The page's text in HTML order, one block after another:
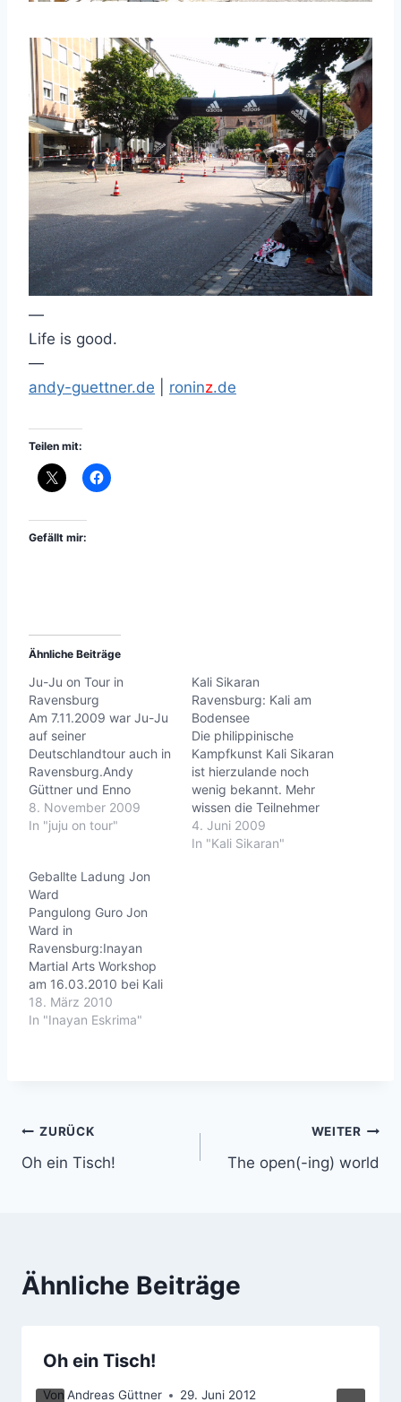
—
Life is good.
—
andy-guettner.de
roninz.de
Teilen mit:
Gefällt mir:
Ähnliche Beiträge
Ju-Ju on Tour in
Ravensburg
Am 7.11.2009 war Ju-Ju
auf seiner
Deutschlandtour auch in
Ravensburg.Andy
Güttner und Enno
Häberlein haben die
Kinder aus Ravensburg
begeistert und am Ende
im Vergleichswettkampf
gegeneinander antreten
lassen. Ju-Ju hat den
Siegern für die tolle
Leistung gratuliert und
ihnen ihre Preise
überreicht.Zum Schluß
haben…
8. November 2009
In "juju on tour"
Kali Sikaran
Ravensburg: Kali am
Bodensee
Die philippinische
Kampfkunst Kali Sikaran
ist hierzulande noch
wenig bekannt. Mehr
wissen die Teilnehmer
des Judo-Sportverein
Überlingen e.V.. Jeden
4. Juni 2009
In "Kali Sikaran"
Geballte Ladung Jon
Ward
Pangulong Guro Jon
Ward in
Ravensburg:Inayan
Martial Arts Workshop
am 16.03.2010 bei Kali
Sikaran Ravensburg.
(mehr)Gasttraining am
guettner.de
18. März 2010
In "Inayan Eskrima"
Beitragsnavigation
ZURÜCK
Oh ein Tisch!
WEITER
The open(-ing) world
Ähnliche Beiträge
Oh ein Tisch!
VonAndreas Güttner 29. Juni 2012